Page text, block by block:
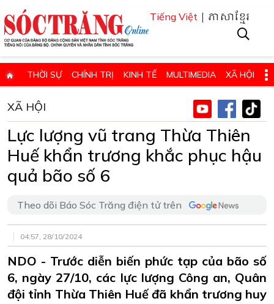
Tiếng Việt | ភាសាខ្មែរ
THỜI SỰ CHÍNH TRỊ KINH TẾ MULTIMEDIA XÃ HỘI
GIÁO DỤC - KHOA HỌC & CÔNG NGHỆ
QUỐC PHÒNG - AN NINH QUỐC TẾ SỨC KHỎE VÀ ĐỜI SỐNG
VĂN HÓA - THỂ THAO - DU LỊCH CHUYÊN ĐỀ
ĐIỂM BÁO - TIN VẮN ĐỊA PHƯƠNG THÔNG TIN CẦN BIẾT
HỌC TẬP VÀ LÀM THEO TƯ TƯỞNG, ĐẠO ĐỨC, PHONG CÁCH HỒ
ĐẶT BÁO GIẤY ONLINE
XÃ HỘI
Lực lượng vũ trang Thừa Thiên
Huế khẩn trương khắc phục hậu
quả bão số 6
Theo dõi Báo Sóc Trăng điện tử trên
04:57, 28/10/2024
NDO - Trước diễn biến phức tạp của bão số
6, ngày 27/10, các lực lượng Công an, Quân
đội tỉnh Thừa Thiên Huế đã khẩn trương huy